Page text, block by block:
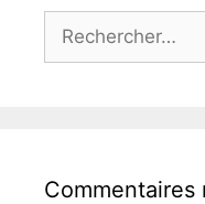
Commentaires